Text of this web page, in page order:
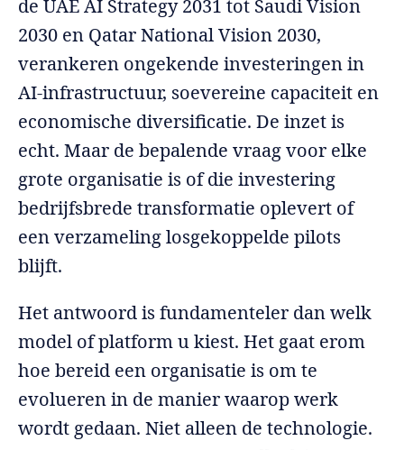
de UAE AI Strategy 2031 tot Saudi Vision
2030 en Qatar National Vision 2030,
verankeren ongekende investeringen in
AI-infrastructuur, soevereine capaciteit en
economische diversificatie. De inzet is
echt. Maar de bepalende vraag voor elke
grote organisatie is of die investering
bedrijfsbrede transformatie oplevert of
een verzameling losgekoppelde pilots
blijft.
Het antwoord is fundamenteler dan welk
model of platform u kiest. Het gaat erom
hoe bereid een organisatie is om te
evolueren in de manier waarop werk
wordt gedaan. Niet alleen de technologie.